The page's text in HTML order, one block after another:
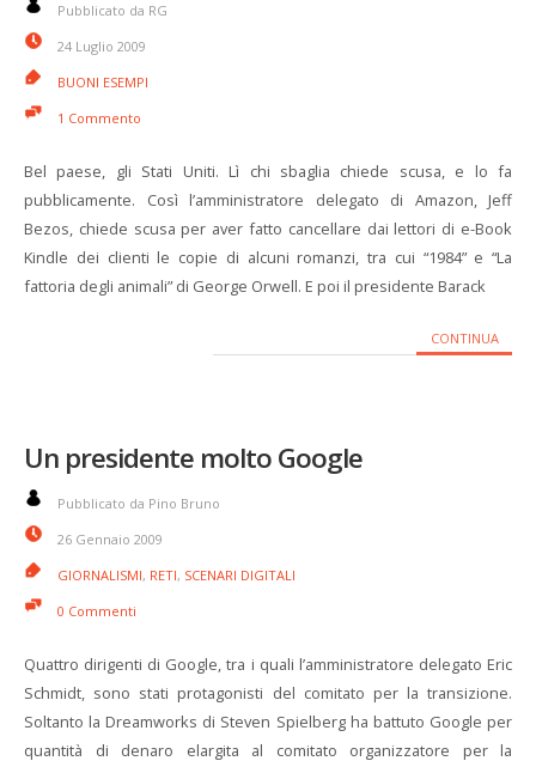
Pubblicato da RG
24 Luglio 2009
BUONI ESEMPI
1 Commento
Bel paese, gli Stati Uniti. Lì chi sbaglia chiede scusa, e lo fa
pubblicamente. Così l’amministratore delegato di Amazon, Jeff
Bezos, chiede scusa per aver fatto cancellare dai lettori di e-Book
Kindle dei clienti le copie di alcuni romanzi, tra cui “1984” e “La
fattoria degli animali” di George Orwell. E poi il presidente Barack
CONTINUA
Un presidente molto Google
Pubblicato da Pino Bruno
26 Gennaio 2009
GIORNALISMI, RETI, SCENARI DIGITALI
0 Commenti
Quattro dirigenti di Google, tra i quali l’amministratore delegato Eric
Schmidt, sono stati protagonisti del comitato per la transizione.
Soltanto la Dreamworks di Steven Spielberg ha battuto Google per
quantità di denaro elargita al comitato organizzatore per la